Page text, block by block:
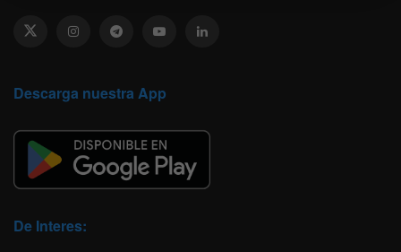
Descarga nuestra App
De Interes: